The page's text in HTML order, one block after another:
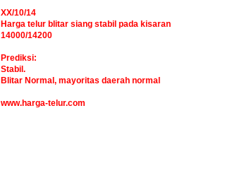
XX/10/14
Harga telur blitar siang stabil pada kisaran
14000/14200
Prediksi:
Stabil.
Blitar Normal, mayoritas daerah normal
www.harga-telur.com